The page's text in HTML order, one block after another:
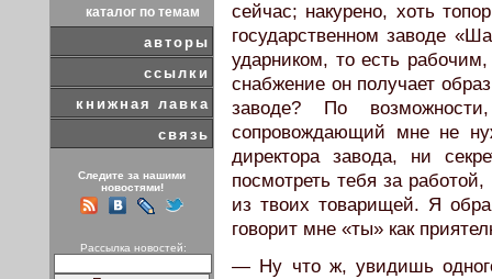
каталог по темам
авторы
ссылки
книжная лавка
связь
Следите за нашими
новостями!
Рассылка новостей:
сейчас; накурено, хоть
государственном заводе
ударником, то есть
снабжение он получает
заводе? По
сопровождающий мне не
директора завода, ни
посмотреть тебя за
из твоих товарищей. Я
говорит мне «ты» как
— Ну что ж, увидишь